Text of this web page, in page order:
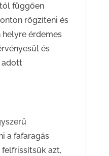
függően
rögzíteni és
érdemes
és
adott
a fafaragás
azt,